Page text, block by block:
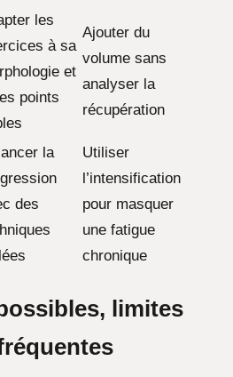
les
à sa
et
points
Ajouter du
volume sans
analyser la
récupération
la
des
Utiliser
l’intensification
pour masquer
une fatigue
chronique
limites